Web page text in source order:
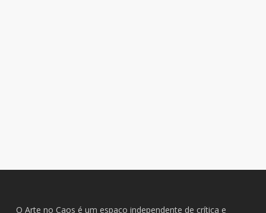
O Arte no Caos é um espaço independente de crítica e